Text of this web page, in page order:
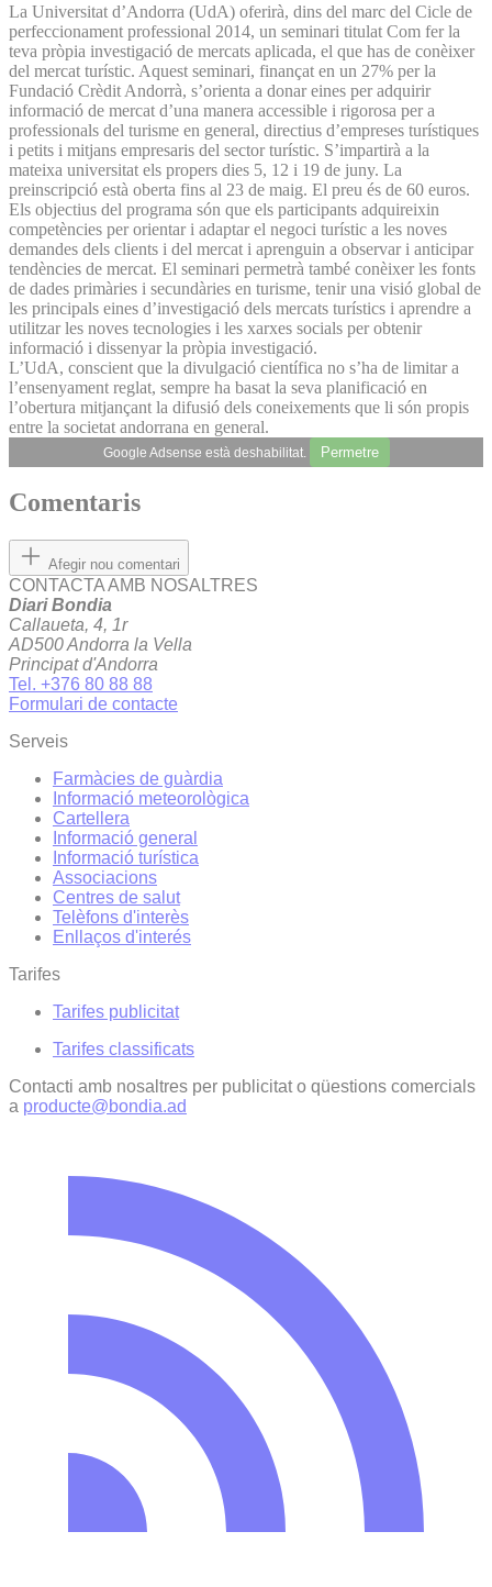
La Universitat d’Andorra (UdA) oferirà, dins del marc del Cicle de
perfeccionament professional 2014, un seminari titulat Com fer la
teva pròpia investigació de mercats aplicada, el que has de conèixer
del mercat turístic. Aquest seminari, finançat en un 27% per la
Fundació Crèdit Andorrà, s’orienta a donar eines per adquirir
informació de mercat d’una manera accessible i rigorosa per a
professionals del turisme en general, directius d’empreses turístiques
i petits i mitjans empresaris del sector turístic. S’impartirà a la
mateixa universitat els propers dies 5, 12 i 19 de juny. La
preinscripció està oberta fins al 23 de maig. El preu és de 60 euros.
Els objectius del programa són que els participants adquireixin
competències per orientar i adaptar el negoci turístic a les noves
demandes dels clients i del mercat i aprenguin a observar i anticipar
tendències de mercat. El seminari permetrà també conèixer les fonts
de dades primàries i secundàries en turisme, tenir una visió global de
les principals eines d’investigació dels mercats turístics i aprendre a
utilitzar les noves tecnologies i les xarxes socials per obtenir
informació i dissenyar la pròpia investigació.
L’UdA, conscient que la divulgació científica no s’ha de limitar a
l’ensenyament reglat, sempre ha basat la seva planificació en
l’obertura mitjançant la difusió dels coneixements que li són propis
entre la societat andorrana en general.
Google Adsense està deshabilitat. Permetre
Comentaris
Afegir nou comentari
CONTACTA AMB NOSALTRES
Diari Bondia
Callaueta, 4, 1r
AD500 Andorra la Vella
Principat d'Andorra
Tel. +376 80 88 88
Formulari de contacte
Serveis
Farmàcies de guàrdia
Informació meteorològica
Cartellera
Informació general
Informació turística
Associacions
Centres de salut
Telèfons d'interès
Enllaços d'interés
Tarifes
Tarifes publicitat
Tarifes classificats
Contacti amb nosaltres per publicitat o qüestions comercials
a producte@bondia.ad